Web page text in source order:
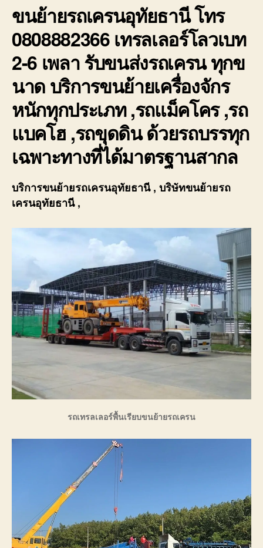
ร์โล
2-
6
เพลา
หนัก
ขนย้ายรถเครนอุทัยธานี โทร
0808882366 เทรลเลอร์โลวเบท
2-6 เพลา รับขนส่งรถเครน ทุกข
นาด บริการขนย้ายเครื่องจักร
หนักทุกประเภท ,รถแม็คโคร ,รถ
แบคโฮ ,รถขุดดิน ด้วยรถบรรทุก
เฉพาะทางที่ได้มาตรฐานสากล
บริการขนย้ายรถเครนอุทัยธานี, บริษัทขนย้ายรถ
เครนอุทัยธานี,
รถเทรลเลอร์พื้นเรียบขนย้ายรถเครน